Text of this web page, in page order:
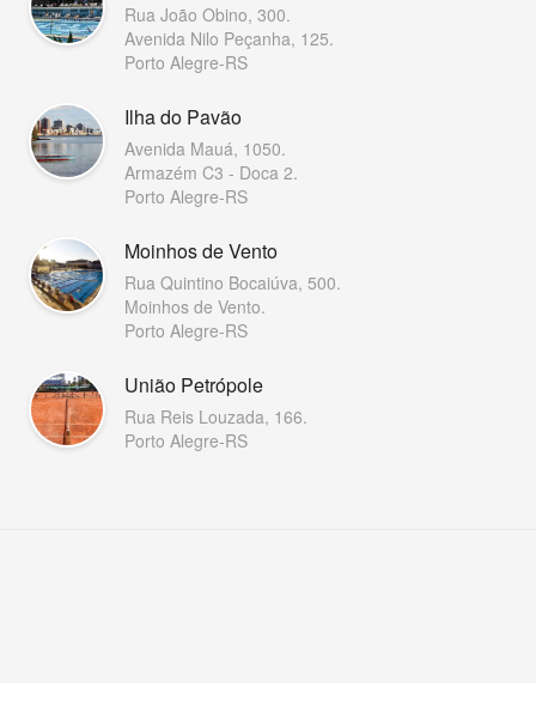
Rua João Obino, 300.
Avenida Nilo Peçanha, 125.
Porto Alegre-RS
Ilha do Pavão
Avenida Mauá, 1050.
Armazém C3 - Doca 2.
Porto Alegre-RS
Moinhos de Vento
Rua Quintino Bocaiúva, 500.
Moinhos de Vento.
Porto Alegre-RS
União Petrópole
Rua Reis Louzada, 166.
Porto Alegre-RS